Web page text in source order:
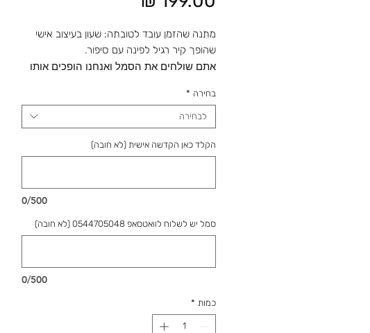
מתנה שהזמן עובד לטובתה: שעון בעיצוב אישי
שהופך קיר רגיל לפינה עם סיפור.
אתם שולחים את הסמל ואנחנו הופכים אותו
סמל יש לשלוח לוואטסאפ 0544705048
מהחנות והסטודיו שלנו ברוטשילד 1, ראשון לציון,
מאז 1988: מלאכה שמתחדשת עם כל דור,
ומתנה שמוכנה בזמן לשמחה. נפגשים בשמחות.
בחירה *
לבחירה
הקלד כאן הקדשה אישית (לא חובה)
0/500
סמל יש לשלוח לוואטסאפ 0544705048 (לא חובה)
0/500
כמות *